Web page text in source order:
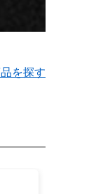
を探す